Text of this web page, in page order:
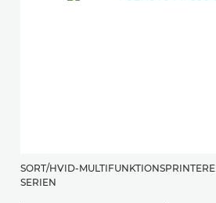
SORT/HVID-MULTIFUNKTIONSPRINTERE
SERIEN